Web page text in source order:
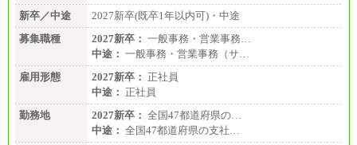
新卒／中途
2027新卒(既卒1年以内可)・中途
募集職種
2027新卒： 一般事務・営業事務…
中途： 一般事務・営業事務（サ…
雇用形態
2027新卒： 正社員
中途： 正社員
勤務地
2027新卒： 全国47都道府県の…
中途： 全国47都道府県の支社…